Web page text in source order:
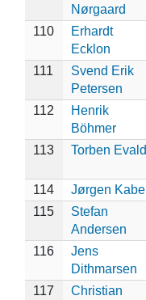
Nørgaard
110
Erhardt
Ecklon
111
Svend Erik
Petersen
112
Henrik
Böhmer
113 Torben Evald
114 Jørgen Kabel
115
Stefan
Andersen
116
Jens
Dithmarsen
117
Christian